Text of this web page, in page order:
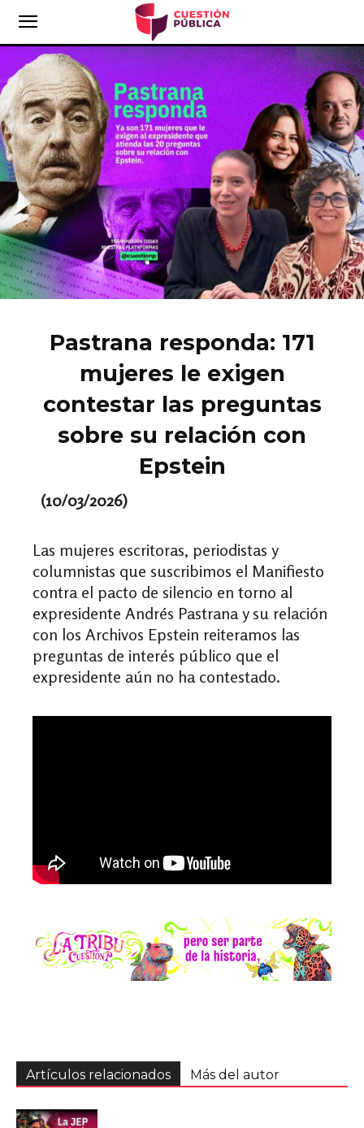
Pastrana responda: 171
mujeres le exigen
contestar las preguntas
sobre su relación con
Epstein
(10/03/2026)
Las mujeres escritoras, periodistas y
columnistas que suscribimos el Manifiesto
contra el pacto de silencio en torno al
expresidente Andrés Pastrana y su relación
con los Archivos Epstein reiteramos las
preguntas de interés público que el
expresidente aún no ha contestado.
Artículos relacionados Más del autor